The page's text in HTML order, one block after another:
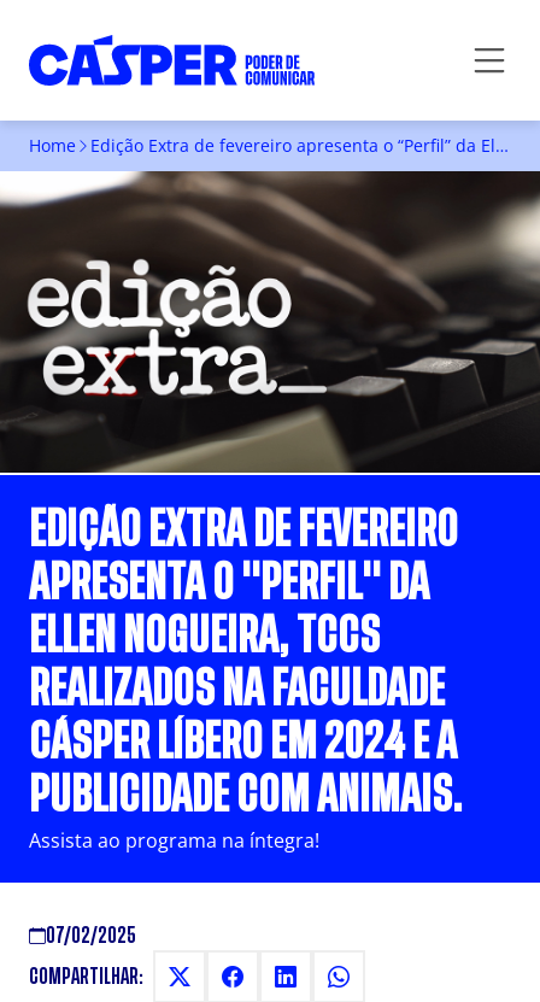
Home Edição Extra de fevereiro apresenta o “Perfil” da Ellen Nogueira, TCCs realizados na Faculdade Cásper Líbero em 2024 e a publicidade com animais.
EDIÇÃO EXTRA DE FEVEREIRO
APRESENTA O "PERFIL" DA
ELLEN NOGUEIRA, TCCS
REALIZADOS NA FACULDADE
CÁSPER LÍBERO EM 2024 E A
PUBLICIDADE COM ANIMAIS.
Assista ao programa na íntegra!
07/02/2025
COMPARTILHAR: